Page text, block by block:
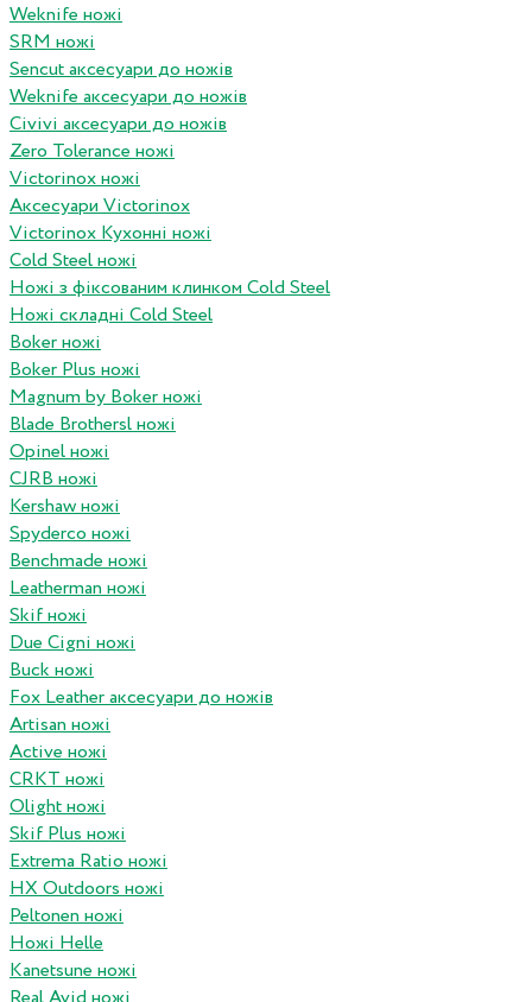
Weknife ножі
SRM ножі
Sencut аксесуари до ножів
Weknife аксесуари до ножів
Civivi аксесуари до ножів
Zero Tolerance ножі
Victorinox ножі
Аксесуари Victorinox
Victorinox Кухонні ножі
Cold Steel ножі
Ножі з фіксованим клинком Cold Steel
Ножі складні Cold Steel
Boker ножі
Boker Plus ножі
Magnum by Boker ножі
Blade Brothersl ножі
Opinel ножі
CJRB ножі
Kershaw ножі
Spyderco ножі
Benchmade ножі
Leatherman ножі
Skif ножі
Due Cigni ножі
Buck ножі
Fox Leather аксесуари до ножів
Artisan ножі
Active ножі
CRKT ножі
Olight ножі
Skif Plus ножі
Extrema Ratio ножі
HX Outdoors ножі
Peltonen ножі
Ножі Helle
Kanetsune ножі